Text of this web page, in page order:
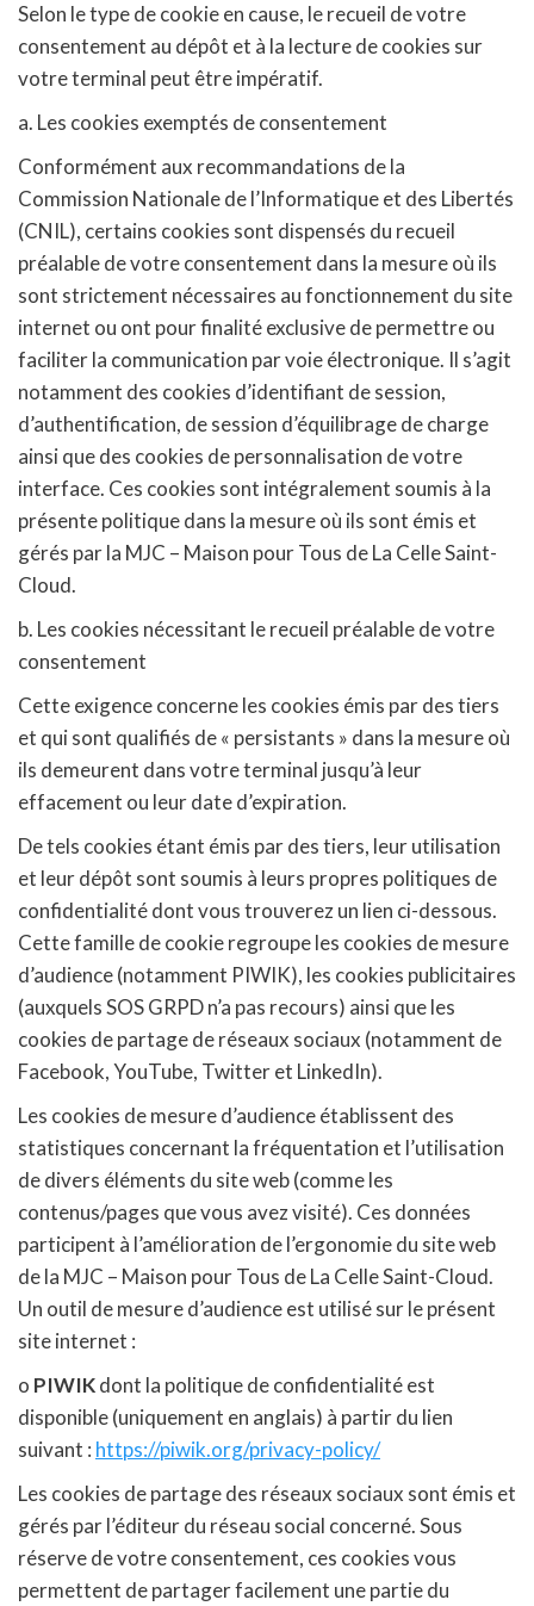
Selon le type de cookie en cause, le recueil de votre
consentement au dépôt et à la lecture de cookies sur
votre terminal peut être impératif.
a. Les cookies exemptés de consentement
Conformément aux recommandations de la
Commission Nationale de l’Informatique et des Libertés
(CNIL), certains cookies sont dispensés du recueil
préalable de votre consentement dans la mesure où ils
sont strictement nécessaires au fonctionnement du site
internet ou ont pour finalité exclusive de permettre ou
faciliter la communication par voie électronique. Il s’agit
notamment des cookies d’identifiant de session,
d’authentification, de session d’équilibrage de charge
ainsi que des cookies de personnalisation de votre
interface. Ces cookies sont intégralement soumis à la
présente politique dans la mesure où ils sont émis et
gérés par la MJC – Maison pour Tous de La Celle Saint-
Cloud.
b. Les cookies nécessitant le recueil préalable de votre
consentement
Cette exigence concerne les cookies émis par des tiers
et qui sont qualifiés de « persistants » dans la mesure où
ils demeurent dans votre terminal jusqu’à leur
effacement ou leur date d’expiration.
De tels cookies étant émis par des tiers, leur utilisation
et leur dépôt sont soumis à leurs propres politiques de
confidentialité dont vous trouverez un lien ci-dessous.
Cette famille de cookie regroupe les cookies de mesure
d’audience (notamment PIWIK), les cookies publicitaires
(auxquels SOS GRPD n’a pas recours) ainsi que les
cookies de partage de réseaux sociaux (notamment de
Facebook, YouTube, Twitter et LinkedIn).
Les cookies de mesure d’audience établissent des
statistiques concernant la fréquentation et l’utilisation
de divers éléments du site web (comme les
contenus/pages que vous avez visité). Ces données
participent à l’amélioration de l’ergonomie du site web
de la MJC – Maison pour Tous de La Celle Saint-Cloud.
Un outil de mesure d’audience est utilisé sur le présent
site internet :
o PIWIKdont la politique de confidentialité est
disponible (uniquement en anglais) à partir du lien
suivant : https://piwik.org/privacy-policy/
Les cookies de partage des réseaux sociaux sont émis et
gérés par l’éditeur du réseau social concerné. Sous
réserve de votre consentement, ces cookies vous
permettent de partager facilement une partie du